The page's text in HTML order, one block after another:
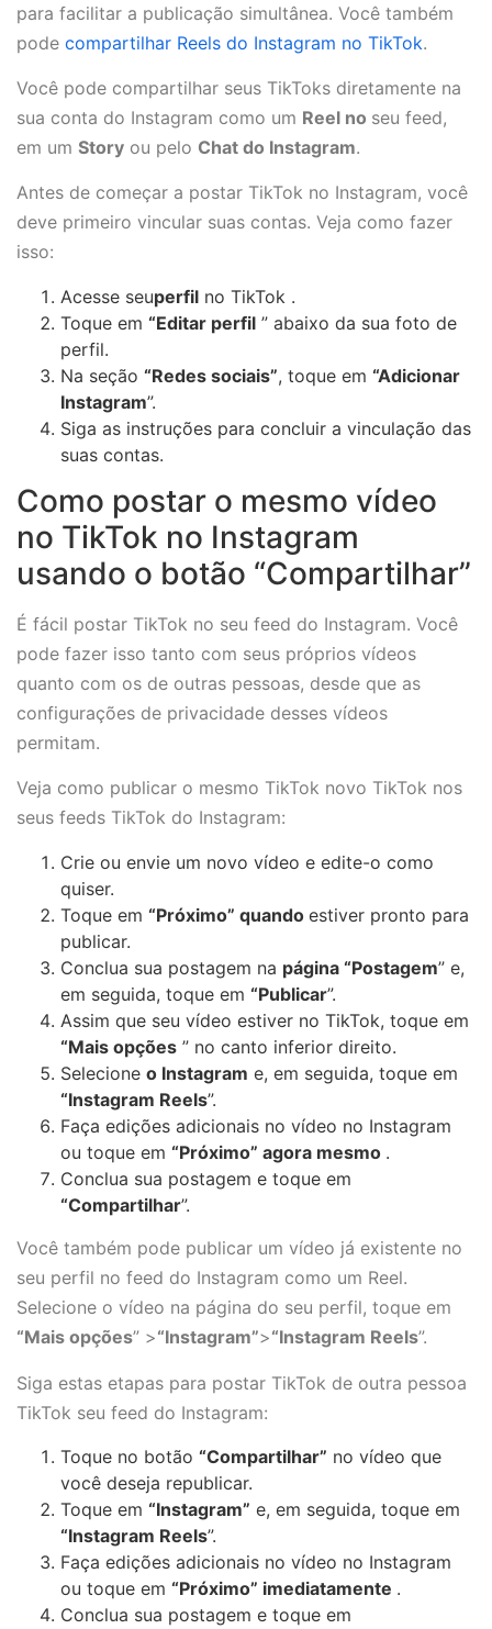
para facilitar a publicação simultânea. Você também
pode compartilhar Reels do Instagram no TikTok.
Você pode compartilhar seus TikToks diretamente na
sua conta do Instagram como um Reel no seu feed,
em um Story ou pelo Chat do Instagram.
Antes de começar a postar TikTok no Instagram, você
deve primeiro vincular suas contas. Veja como fazer
isso:
Acesse seuperfil no TikTok .
Toque em “Editar perfil ” abaixo da sua foto de
perfil.
Na seção “Redes sociais”, toque em “Adicionar
Instagram”.
Siga as instruções para concluir a vinculação das
suas contas.
Como postar o mesmo vídeo
no TikTok no Instagram
usando o botão “Compartilhar”
É fácil postar TikTok no seu feed do Instagram. Você
pode fazer isso tanto com seus próprios vídeos
quanto com os de outras pessoas, desde que as
configurações de privacidade desses vídeos
permitam.
Veja como publicar o mesmo TikTok novo TikTok nos
seus feeds TikTok do Instagram:
Crie ou envie um novo vídeo e edite-o como
quiser.
Toque em “Próximo” quando estiver pronto para
publicar.
Conclua sua postagem na página “Postagem” e,
em seguida, toque em “Publicar”.
Assim que seu vídeo estiver no TikTok, toque em
“Mais opções ” no canto inferior direito.
Selecione o Instagram e, em seguida, toque em
“Instagram Reels”.
Faça edições adicionais no vídeo no Instagram
ou toque em “Próximo” agora mesmo .
Conclua sua postagem e toque em
“Compartilhar”.
Você também pode publicar um vídeo já existente no
seu perfil no feed do Instagram como um Reel.
Selecione o vídeo na página do seu perfil, toque em
“Mais opções” >“Instagram”>“Instagram Reels”.
Siga estas etapas para postar TikTok de outra pessoa
TikTok seu feed do Instagram:
Toque no botão “Compartilhar” no vídeo que
você deseja republicar.
Toque em “Instagram” e, em seguida, toque em
“Instagram Reels”.
Faça edições adicionais no vídeo no Instagram
ou toque em “Próximo” imediatamente .
Conclua sua postagem e toque em